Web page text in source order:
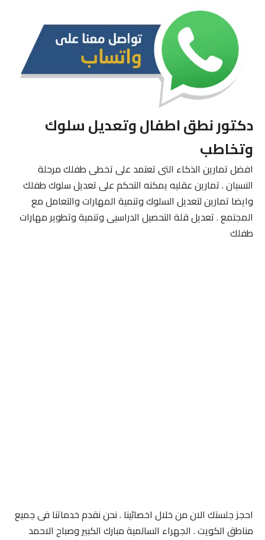
دكتور نطق اطفال وتعديل سلوك
وتخاطب
افضل تمارين الذكاء التى تعتمد على تخطى طفلك مرحلة
النسيان . تمارين عقليه يمكنه التحكم على تعديل سلوك طفلك
وايضا تمارين لتعديل السلوك وتنمية المهارات والتعامل مع
المجتمع . تعديل قلة التحصيل الدراسيى وتنمية وتطوير مهارات
طفلك
احجز جلستك الان من خلال اخصائينا . نحن نقدم خدماتنا فى جميع
مناطق الكويت . الجهراء السالمية مبارك الكبير وصباح الاحمد